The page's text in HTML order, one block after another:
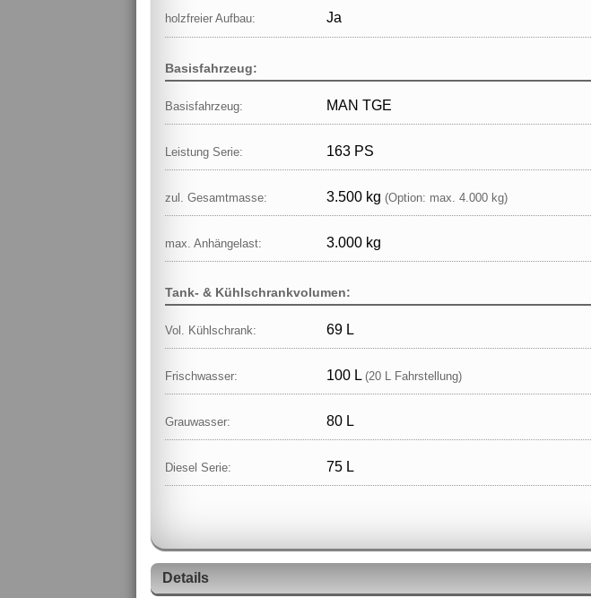
holzfreier Aufbau: Ja
Basisfahrzeug:
Basisfahrzeug: MAN TGE
Leistung Serie: 163 PS
zul. Gesamtmasse: 3.500 kg (Option: max. 4.000 kg)
max. Anhängelast: 3.000 kg
Tank- & Kühlschrankvolumen:
Vol. Kühlschrank: 69 L
Frischwasser: 100 L (20 L Fahrstellung)
Grauwasser: 80 L
Diesel Serie: 75 L
Details